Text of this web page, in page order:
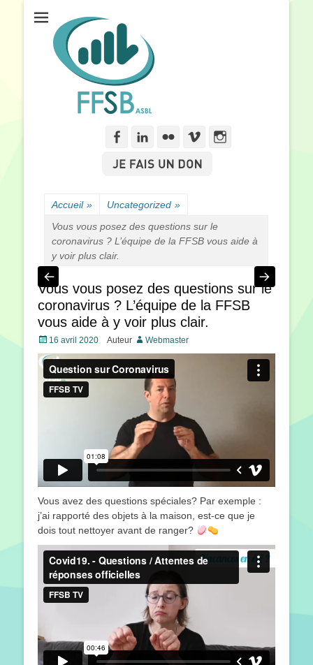
Fédération Francophone des Sourds de Belgique
FacebookLinkedln
Flickr Vimeo
Accueil » Uncategorized »
Vous vous posez des questions sur le
coronavirus ? L’équipe de la FFSB vous aide à
y voir plus clair.
Vous vous posez des questions sur le
coronavirus ? L’équipe de la FFSB
vous aide à y voir plus clair.
Posté
le
16 avril 2020 Auteur Webmaster
Vous avez des questions spéciales? Par exemple :
j’ai rapporté des objets à la maison, est-ce que je
dois tout nettoyer avant de ranger?